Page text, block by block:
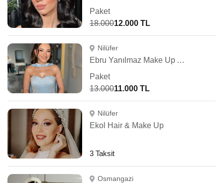
Paket
18.00012.000 TL
Nilüfer
Ebru Yanılmaz Make Up Artist
Paket
13.00011.000 TL
Nilüfer
Ekol Hair & Make Up
3 Taksit
Osmangazi